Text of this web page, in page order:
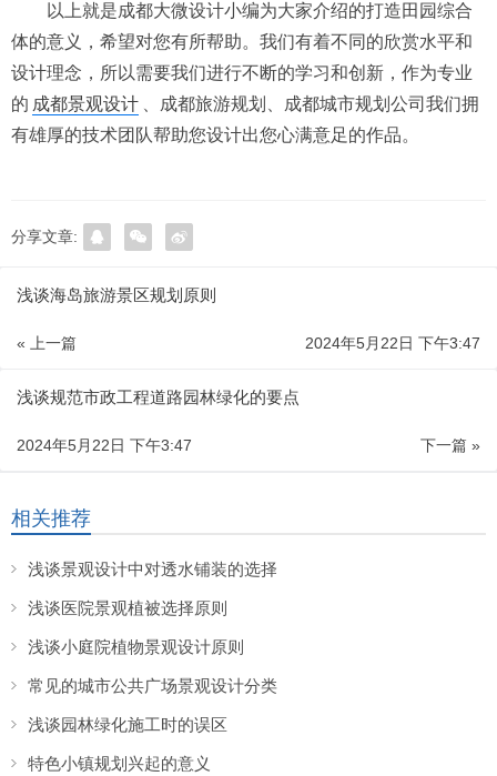
以上就是成都大微设计小编为大家介绍的打造田园综合
体的意义，希望对您有所帮助。我们有着不同的欣赏水平和
设计理念，所以需要我们进行不断的学习和创新，作为专业
的 成都景观设计
、成都旅游规划、成都城市规划公司我们拥
有雄厚的技术团队帮助您设计出您心满意足的作品。
分享文章:
浅谈海岛旅游景区规划原则
« 上一篇 2024年5月22日 下午3:47
浅谈规范市政工程道路园林绿化的要点
下一篇 »
2024年5月22日 下午3:47
相关推荐
浅谈景观设计中对透水铺装的选择
浅谈医院景观植被选择原则
浅谈小庭院植物景观设计原则
常见的城市公共广场景观设计分类
浅谈园林绿化施工时的误区
特色小镇规划兴起的意义